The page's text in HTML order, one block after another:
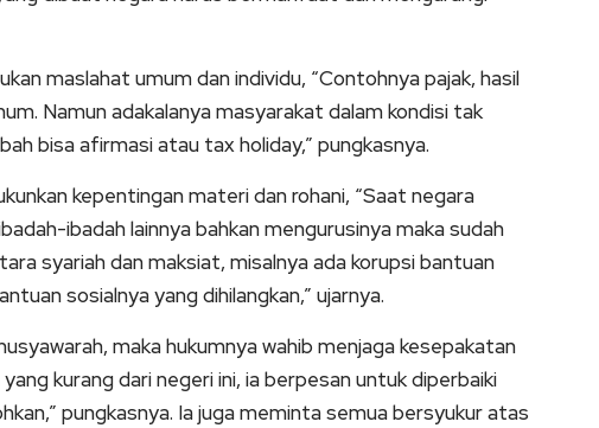
maslahat umum dan individu, “Contohnya pajak, hasil
Namun adakalanya masyarakat dalam kondisi tak
bisa afirmasi atau tax holiday,” pungkasnya.
kepentingan materi dan rohani, “Saat negara
ibadah lainnya bahkan mengurusinya maka sudah
syariah dan maksiat, misalnya ada korupsi bantuan
sosialnya yang dihilangkan,” ujarnya.
maka hukumnya wahib menjaga kesepakatan
kurang dari negeri ini, ia berpesan untuk diperbaiki
pungkasnya. Ia juga meminta semua bersyukur atas